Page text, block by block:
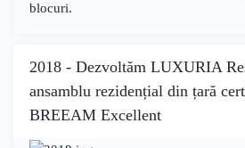
blocuri.
2018 - Dezvoltăm LUXURIA
ansamblu rezidențial din țară
BREEAM Excellent